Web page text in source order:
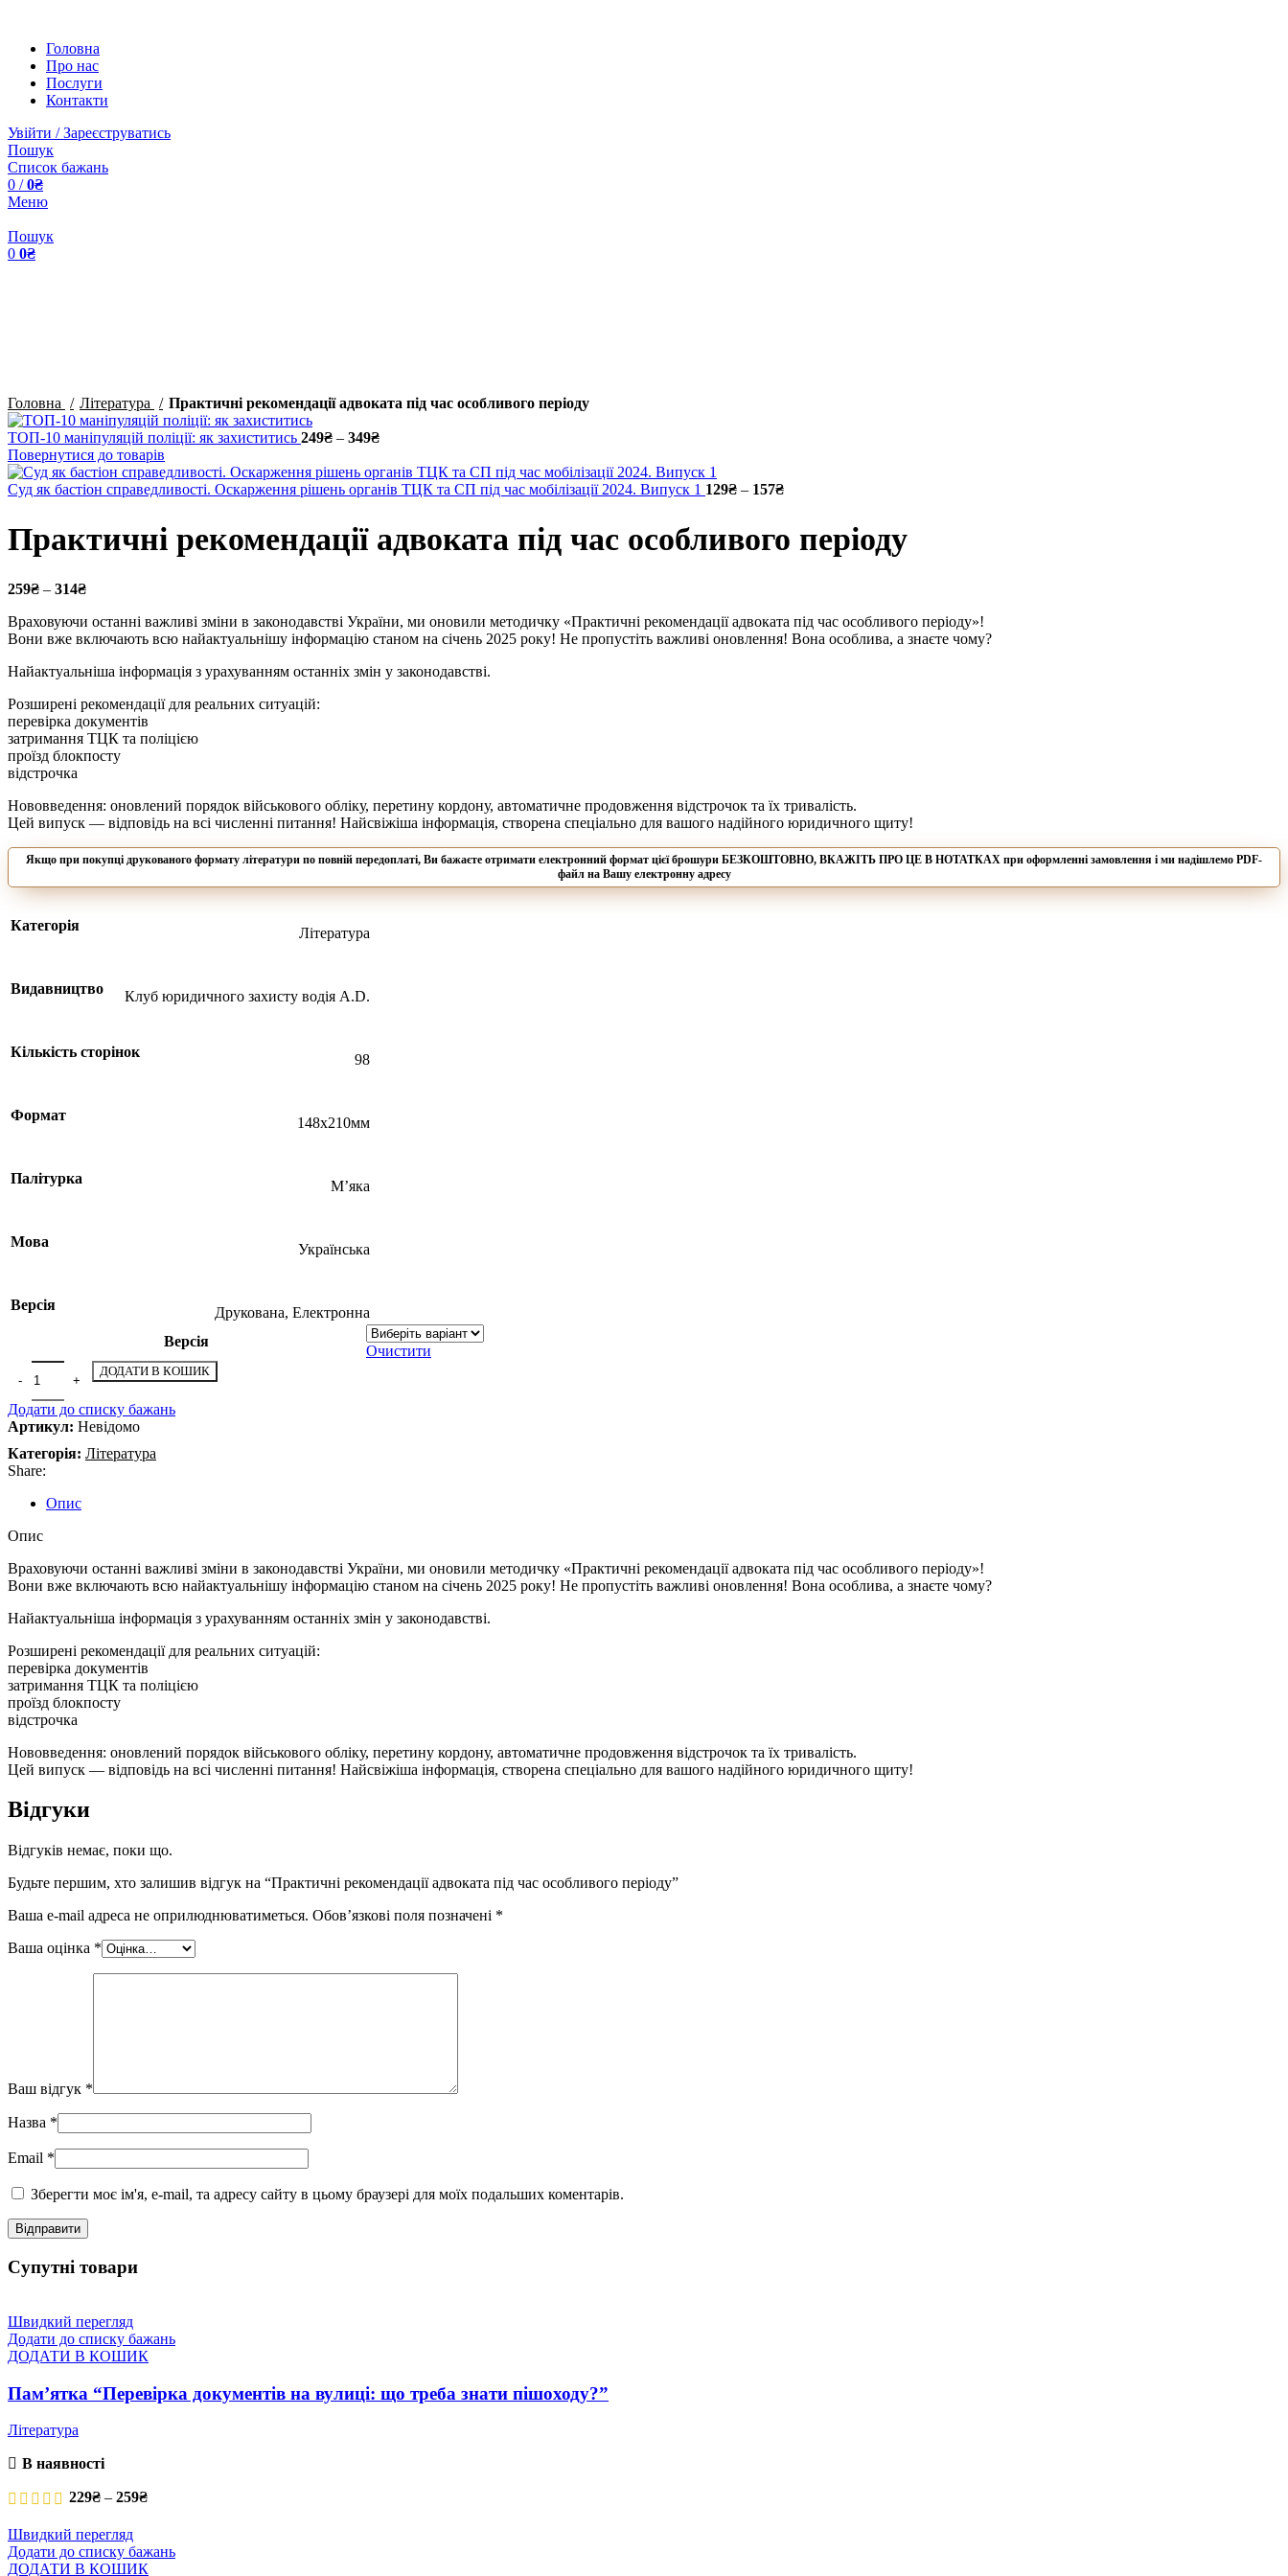
Головна
Про нас
Послуги
Контакти
Увійти / Зареєструватись
Пошук
Список бажань
0 / 0₴
Меню
Пошук
0 0₴
Головна Література Практичні рекомендації адвоката під час особливого періоду
ТОП-10 маніпуляцій поліції: як захиститись 249₴ – 349₴
Повернутися до товарів
Суд як бастіон справедливості. Оскарження рішень органів ТЦК та СП під час мобілізації 2024. Випуск 1 129₴ – 157₴
Практичні рекомендації адвоката під час особливого періоду
259₴ – 314₴
Враховуючи останні важливі зміни в законодавстві України, ми оновили методичку «Практичні рекомендації адвоката під час особливого періоду»!
Вони вже включають всю найактуальнішу інформацію станом на січень 2025 року! Не пропустіть важливі оновлення! Вона особлива, а знаєте чому?
Найактуальніша інформація з урахуванням останніх змін у законодавстві.
Розширені рекомендації для реальних ситуацій:
перевірка документів
затримання ТЦК та поліцією
проїзд блокпосту
відстрочка
Нововведення: оновлений порядок військового обліку, перетину кордону, автоматичне продовження відстрочок та їх тривалість.
Цей випуск — відповідь на всі численні питання! Найсвіжіша інформація, створена спеціально для вашого надійного юридичного щиту!
Якщо при покупці друкованого формату літератури по повній передоплаті, Ви бажаєте отримати електронний формат цієї брошури БЕЗКОШТОВНО, ВКАЖІТЬ ПРО ЦЕ В НОТАТКАХ при оформленні замовлення і ми надішлемо PDF-
файл на Вашу електронну адресу
Категорія Література
Видавництво Клуб юридичного захисту водія A.D.
Кількість сторінок 98
Формат 148х210мм
Палітурка Мʼяка
Мова Українська
Версія
Друкована, Електронна
Версія
Очистити
ДОДАТИ В КОШИК
Додати до списку бажань
Артикул: Невідомо
Категорія: Література
Share:
Опис
Опис
Враховуючи останні важливі зміни в законодавстві України, ми оновили методичку «Практичні рекомендації адвоката під час особливого періоду»!
Вони вже включають всю найактуальнішу інформацію станом на січень 2025 року! Не пропустіть важливі оновлення! Вона особлива, а знаєте чому?
Найактуальніша інформація з урахуванням останніх змін у законодавстві.
Розширені рекомендації для реальних ситуацій:
перевірка документів
затримання ТЦК та поліцією
проїзд блокпосту
відстрочка
Нововведення: оновлений порядок військового обліку, перетину кордону, автоматичне продовження відстрочок та їх тривалість.
Цей випуск — відповідь на всі численні питання! Найсвіжіша інформація, створена спеціально для вашого надійного юридичного щиту!
Відгуки
Відгуків немає, поки що.
Будьте першим, хто залишив відгук на “Практичні рекомендації адвоката під час особливого періоду”
Ваша e-mail адреса не оприлюднюватиметься. Обов’язкові поля позначені *
Ваша оцінка *
Ваш відгук *
Назва *
Email *
Зберегти моє ім'я, e-mail, та адресу сайту в цьому браузері для моїх подальших коментарів.
Супутні товари
Швидкий перегляд
Додати до списку бажань
ДОДАТИ В КОШИК
Памʼятка “Перевірка документів на вулиці: що треба знати пішоходу?”
Література
В наявності
229₴ – 259₴
Швидкий перегляд
Додати до списку бажань
ДОДАТИ В КОШИК